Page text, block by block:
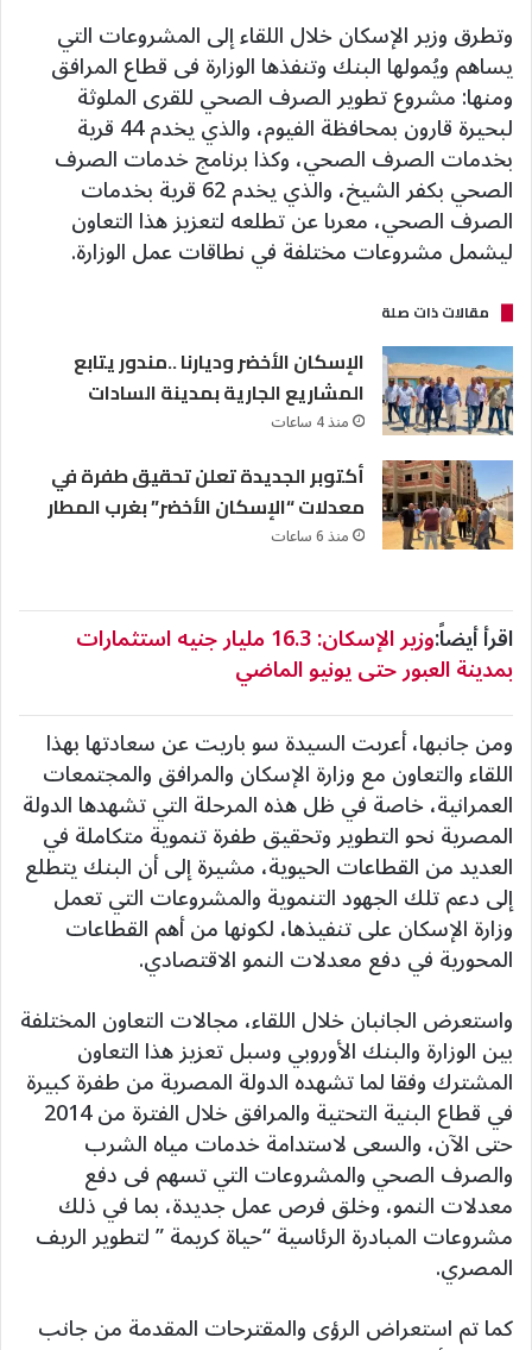
وتطرق وزير الإسكان خلال اللقاء إلى المشروعات التي
يساهم ويُمولها البنك وتنفذها الوزارة فى قطاع المرافق
ومنها: مشروع تطوير الصرف الصحي للقرى الملوثة
لبحيرة قارون بمحافظة الفيوم، والذي يخدم 44 قرية
بخدمات الصرف الصحي، وكذا برنامج خدمات الصرف
الصحي بكفر الشيخ، والذي يخدم 62 قرية بخدمات
الصرف الصحي، معربا عن تطلعه لتعزيز هذا التعاون
ليشمل مشروعات مختلفة في نطاقات عمل الوزارة.
مقالات ذات صلة
الإسكان الأخضر وديارنا ..مندور يتابع
المشاريع الجارية بمدينة السادات
منذ 4 ساعات
أكتوبر الجديدة تعلن تحقيق طفرة في
معدلات “الإسكان الأخضر” بغرب المطار
منذ 6 ساعات
اقرأ أيضاً: وزير الإسكان: 16.3 مليار جنيه استثمارات
بمدينة العبور حتى يونيو الماضي
ومن جانبها، أعربت السيدة سو باريت عن سعادتها بهذا
اللقاء والتعاون مع وزارة الإسكان والمرافق والمجتمعات
العمرانية، خاصة في ظل هذه المرحلة التي تشهدها الدولة
المصرية نحو التطوير وتحقيق طفرة تنموية متكاملة في
العديد من القطاعات الحيوية، مشيرة إلى أن البنك يتطلع
إلى دعم تلك الجهود التنموية والمشروعات التي تعمل
وزارة الإسكان على تنفيذها، لكونها من أهم القطاعات
المحورية في دفع معدلات النمو الاقتصادي.
واستعرض الجانبان خلال اللقاء، مجالات التعاون المختلفة
بين الوزارة والبنك الأوروبي وسبل تعزيز هذا التعاون
المشترك وفقا لما تشهده الدولة المصرية من طفرة كبيرة
في قطاع البنية التحتية والمرافق خلال الفترة من 2014
حتى الآن، والسعى لاستدامة خدمات مياه الشرب
والصرف الصحي والمشروعات التي تسهم فى دفع
معدلات النمو، وخلق فرص عمل جديدة، بما في ذلك
مشروعات المبادرة الرئاسية “حياة كريمة ” لتطوير الريف
المصري.
كما تم استعراض الرؤى والمقترحات المقدمة من جانب